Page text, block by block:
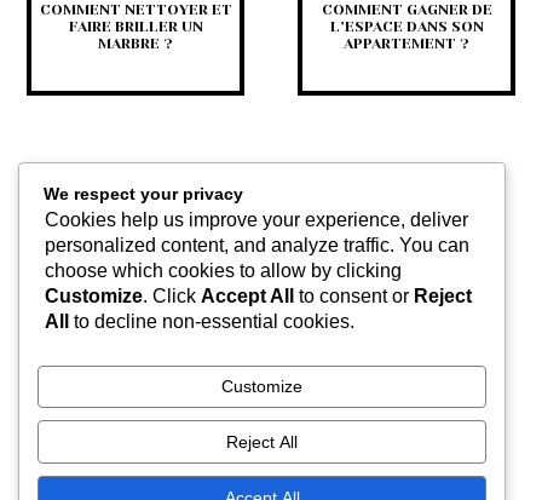
COMMENT NETTOYER ET
FAIRE BRILLER UN
MARBRE ?
COMMENT GAGNER DE
L’ESPACE DANS SON
APPARTEMENT ?
COMMENT AMÉNAGER
UNE SALLE DE BAINS
We respect your privacy
Cookies help us improve your experience, deliver
personalized content, and analyze traffic. You can
choose which cookies to allow by clicking
Customize. Click Accept All to consent or Reject
All
to decline non-essential cookies.
Customize
Reject All